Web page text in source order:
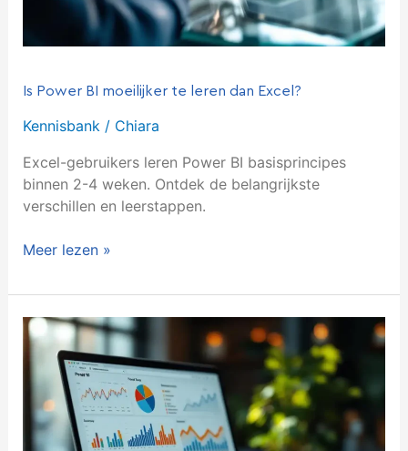
Is Power BI moeilijker te leren dan Excel?
Kennisbank / Chiara
Excel-gebruikers leren Power BI basisprincipes
binnen 2-4 weken. Ontdek de belangrijkste
verschillen en leerstappen.
Meer lezen »
Wat
kost
Power
per
maand?